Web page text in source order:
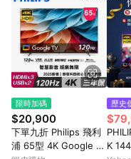
使用APP、或中途瀏覽比價
由網頁版(電腦版/手機版網
無法進行 LINE POINTS 回饋。 (5) LINE 購物為購物資訊
平台，商品資料更新會有時
位、贈品與台灣樂天市場銷
(6) 導購訂單已逾 365 天，
點數回饋或點數回饋有爭議
追訴之權利，活動詳情以樂
限時加碼
$20,900
下單九折 Philips 飛利
浦 65型 4K Google T
歷史
K